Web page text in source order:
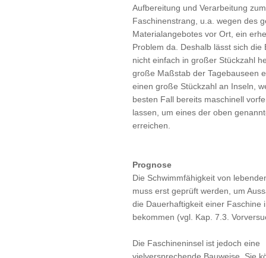
Aufbereitung und Verarbeitung zum
Faschinenstrang, u.a. wegen des
Materialangebotes vor Ort, ein
Problem da. Deshalb lässt sich die
nicht einfach in großer Stückzahl
große Maßstab der Tagebauseen
einen große Stückzahl an Inseln,
besten Fall bereits maschinell
lassen, um eines der oben
erreichen.
Prognose
Die Schwimmfähigkeit von
muss erst geprüft werden, um
die Dauerhaftigkeit einer Faschine
bekommen (vgl. Kap. 7.3.
Die Faschineninsel ist jedoch eine